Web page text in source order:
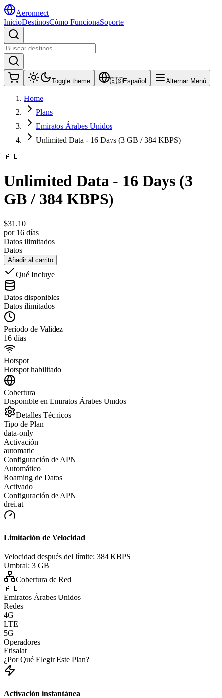
Aeronnect
InicioDestinosCómo FuncionaSoporte
Toggle theme 🇪🇸Español Alternar Menú
Home
Plans
Emiratos Árabes Unidos
Unlimited Data - 16 Days (3 GB / 384 KBPS)
🇦🇪
Unlimited Data - 16 Days (3
GB / 384 KBPS)
$31.10
por 16 días
Datos ilimitados
Datos
Añadir al carrito
Qué Incluye
Datos disponibles
Datos ilimitados
Período de Validez
16 días
Hotspot
Hotspot habilitado
Cobertura
Disponible en Emiratos Árabes Unidos
Detalles Técnicos
Tipo de Plan
data-only
Activación
automatic
Configuración de APN
Automático
Roaming de Datos
Activado
Configuración de APN
drei.at
Limitación de Velocidad
Velocidad después del límite: 384 KBPS
Umbral: 3 GB
Cobertura de Red
🇦🇪
Emiratos Árabes Unidos
Redes
4G
LTE
5G
Operadores
Etisalat
¿Por Qué Elegir Este Plan?
Activación instantánea